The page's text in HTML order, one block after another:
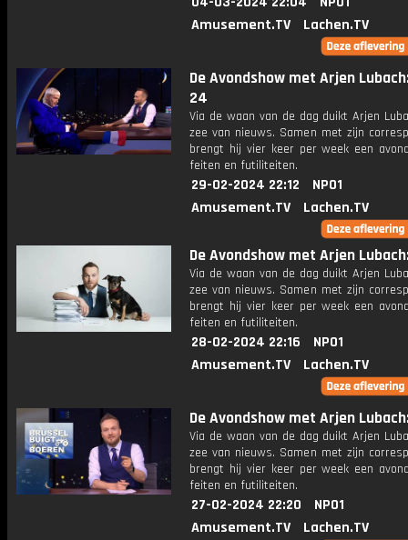
Amusement.TV
Lachen.TV
De Avondshow met Arjen
24
Via de waan van de dag duikt Arjen
zee van nieuws. Samen met zijn
brengt hij vier keer per week een
feiten en futiliteiten.
29-02-2024 22:12
NPO1
Amusement.TV
Lachen.TV
De Avondshow met Arjen
Via de waan van de dag duikt Arjen
zee van nieuws. Samen met zijn
brengt hij vier keer per week een
feiten en futiliteiten.
28-02-2024 22:16
NPO1
Amusement.TV
Lachen.TV
De Avondshow met Arjen
Via de waan van de dag duikt Arjen
zee van nieuws. Samen met zijn
brengt hij vier keer per week een
feiten en futiliteiten.
27-02-2024 22:20
NPO1
Amusement.TV
Lachen.TV